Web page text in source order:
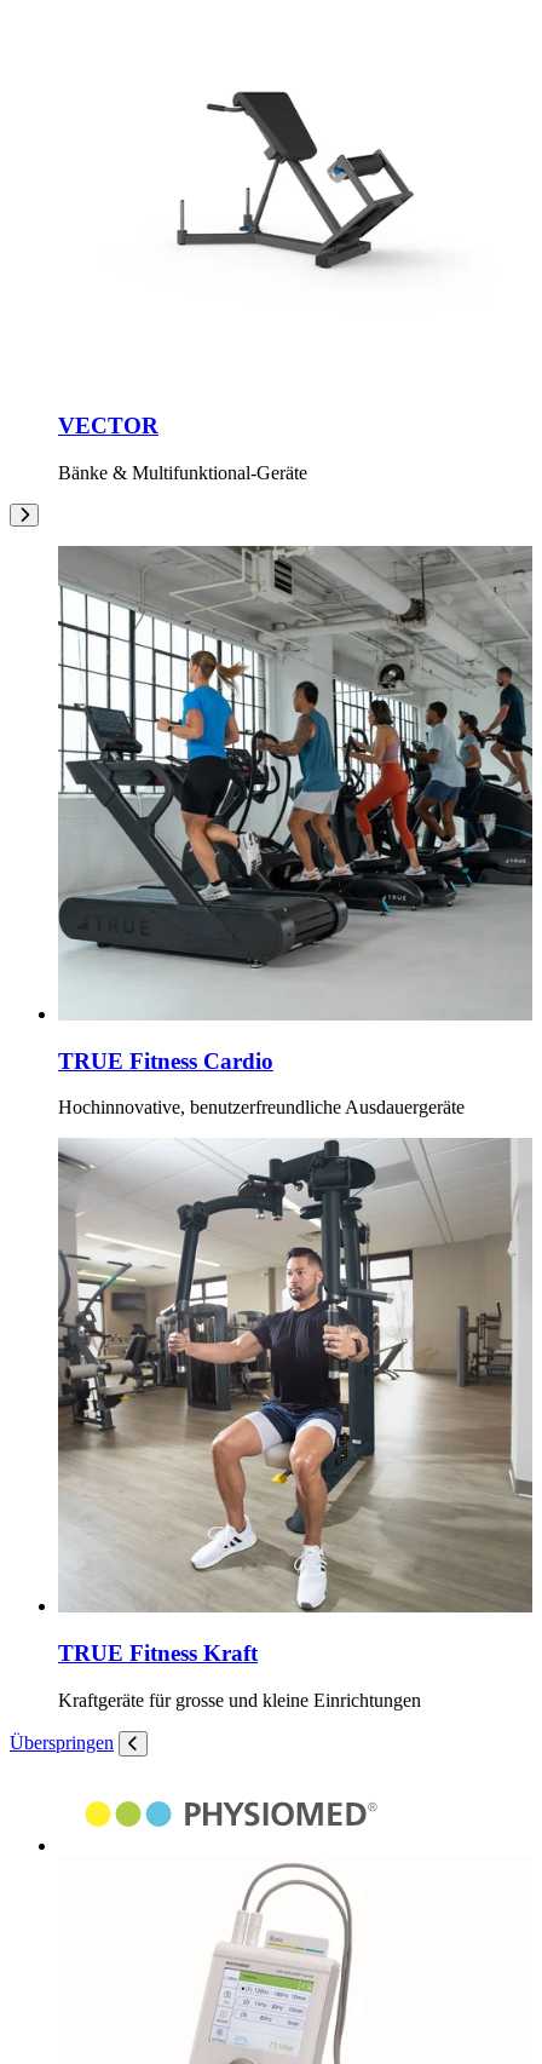
VECTOR
Bänke & Multifunktional-Geräte
TRUE Fitness Cardio
Hochinnovative, benutzerfreundliche Ausdauergeräte
TRUE Fitness Kraft
Kraftgeräte für grosse und kleine Einrichtungen
Überspringen